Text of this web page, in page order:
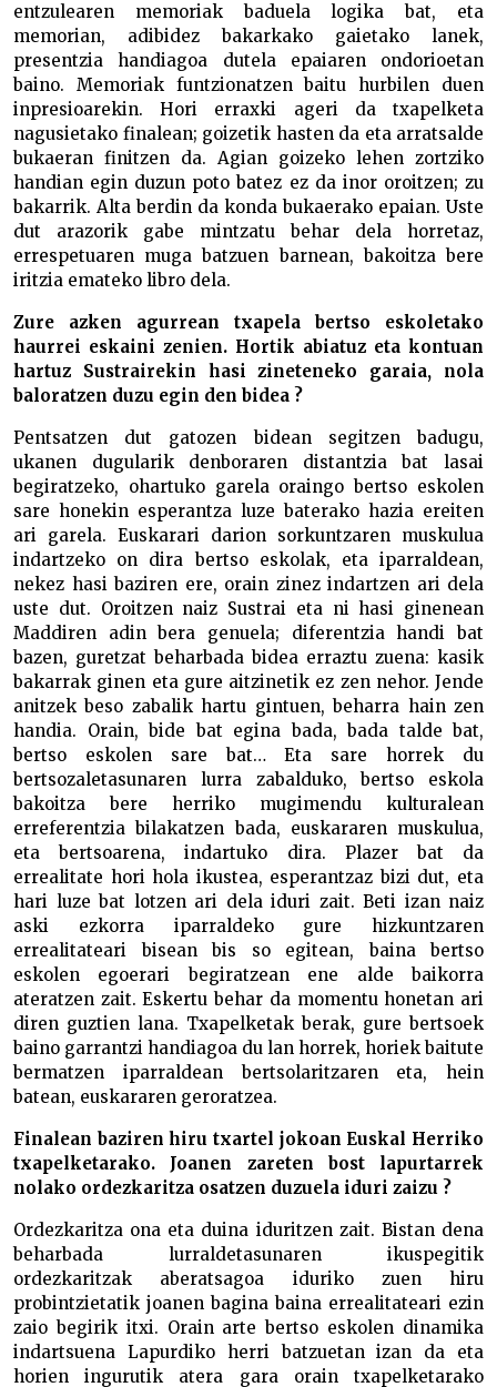
entzulearen memoriak baduela logika bat, eta
memorian, adibidez bakarkako gaietako lanek,
presentzia handiagoa dutela epaiaren ondorioetan
baino. Memoriak funtzionatzen baitu hurbilen duen
inpresioarekin. Hori erraxki ageri da txapelketa
nagusietako finalean; goizetik hasten da eta arratsalde
bukaeran finitzen da. Agian goizeko lehen zortziko
handian egin duzun poto batez ez da inor oroitzen; zu
bakarrik. Alta berdin da konda bukaerako epaian. Uste
dut arazorik gabe mintzatu behar dela horretaz,
errespetuaren muga batzuen barnean, bakoitza bere
iritzia emateko libro dela.
Zure azken agurrean txapela bertso eskoletako
haurrei eskaini zenien. Hortik abiatuz eta kontuan
hartuz Sustrairekin hasi zineteneko garaia, nola
baloratzen duzu egin den bidea ?
Pentsatzen dut gatozen bidean segitzen badugu,
ukanen dugularik denboraren distantzia bat lasai
begiratzeko, ohartuko garela oraingo bertso eskolen
sare honekin esperantza luze baterako hazia ereiten
ari garela. Euskarari darion sorkuntzaren muskulua
indartzeko on dira bertso eskolak, eta iparraldean,
nekez hasi baziren ere, orain zinez indartzen ari dela
uste dut. Oroitzen naiz Sustrai eta ni hasi ginenean
Maddiren adin bera genuela; diferentzia handi bat
bazen, guretzat beharbada bidea erraztu zuena: kasik
bakarrak ginen eta gure aitzinetik ez zen nehor. Jende
anitzek beso zabalik hartu gintuen, beharra hain zen
handia. Orain, bide bat egina bada, bada talde bat,
bertso eskolen sare bat… Eta sare horrek du
bertsozaletasunaren lurra zabalduko, bertso eskola
bakoitza bere herriko mugimendu kulturalean
erreferentzia bilakatzen bada, euskararen muskulua,
eta bertsoarena, indartuko dira. Plazer bat da
errealitate hori hola ikustea, esperantzaz bizi dut, eta
hari luze bat lotzen ari dela iduri zait. Beti izan naiz
aski ezkorra iparraldeko gure hizkuntzaren
errealitateari bisean bis so egitean, baina bertso
eskolen egoerari begiratzean ene alde baikorra
ateratzen zait. Eskertu behar da momentu honetan ari
diren guztien lana. Txapelketak berak, gure bertsoek
baino garrantzi handiagoa du lan horrek, horiek baitute
bermatzen iparraldean bertsolaritzaren eta, hein
batean, euskararen geroratzea.
Finalean baziren hiru txartel jokoan Euskal Herriko
txapelketarako. Joanen zareten bost lapurtarrek
nolako ordezkaritza osatzen duzuela iduri zaizu ?
Ordezkaritza ona eta duina iduritzen zait. Bistan dena
beharbada lurraldetasunaren ikuspegitik
ordezkaritzak aberatsagoa iduriko zuen hiru
probintzietatik joanen bagina baina errealitateari ezin
zaio begirik itxi. Orain arte bertso eskolen dinamika
indartsuena Lapurdiko herri batzuetan izan da eta
horien ingurutik atera gara orain txapelketarako